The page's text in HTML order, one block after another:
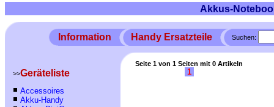
Akkus-
Information Handy Ersatzteile Suchen:
>>Geräteliste
Accessoires
Akku-Handy
Seite 1 von 1 Seiten mit 0 Artikeln
1